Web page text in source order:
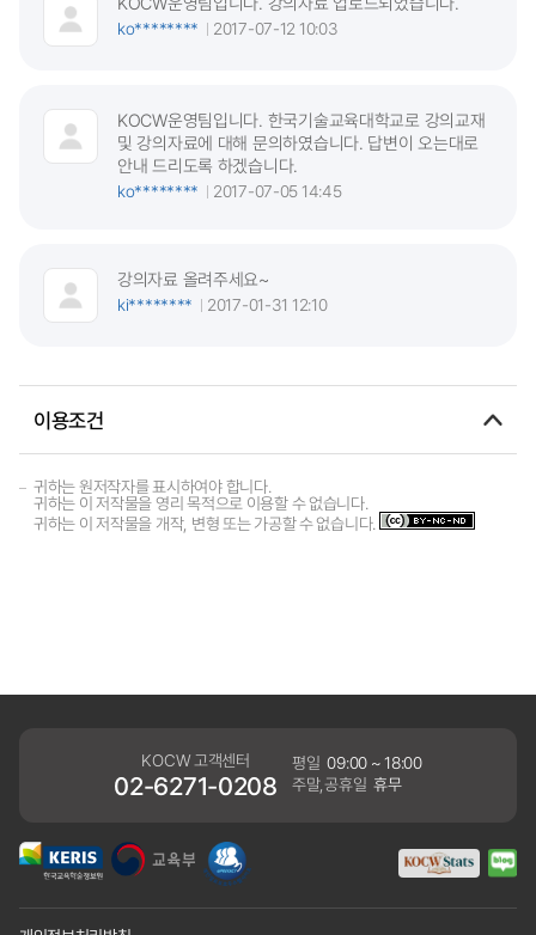
ko********
2017-07-12 10:03
KOCW운영팀입니다. 한국기술교육대학교로 강의교재
및 강의자료에 대해 문의하였습니다. 답변이 오는대로
안내 드리도록 하겠습니다.
ko********
2017-07-05 14:45
강의자료 올려주세요~
ki********
2017-01-31 12:10
이용조건
귀하는 원저작자를 표시하여야 합니다.
귀하는 이 저작물을 영리 목적으로 이용할 수 없습니다.
귀하는 이 저작물을 개작, 변형 또는 가공할 수 없습니다.
KOCW 고객센터
02-6271-0208
평일 09:00 ~ 18:00
주말,공휴일 휴무